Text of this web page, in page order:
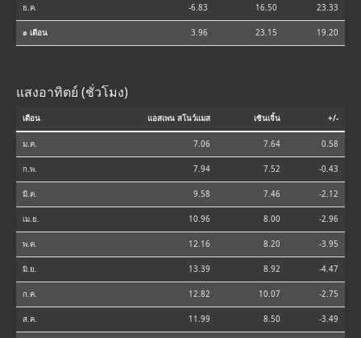
ธ.ค. -6.83 16.50 23.33
⌀ เดือน 3.96 23.15 19.20
แสงอาทิตย์ (ชั่วโมง)
เดือน แอสเพน สโนว์แมส เซินเจิ้น +/-
ม.ค. 7.06 7.64 0.58
ก.พ. 7.94 7.52 -0.43
มี.ค. 9.58 7.46 -2.12
เม.ย. 10.96 8.00 -2.96
พ.ค. 12.16 8.20 -3.95
มิ.ย. 13.39 8.92 -4.47
ก.ค. 12.82 10.07 -2.75
ส.ค. 11.99 8.50 -3.49